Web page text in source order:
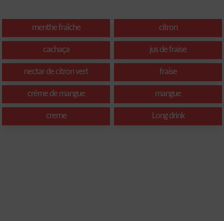
menthe fraîche citron
cachaça jus de fraise
nectar de citron vert fraise
crème de mangue mangue
creme Long drink